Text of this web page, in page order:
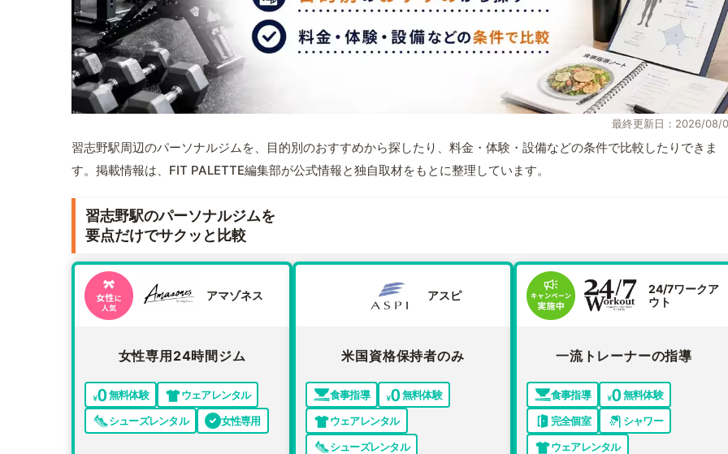
最終更新日：2026/08/
習志野駅周辺のパーソナルジムを、目的別のおすすめから探したり、料金・体験・設備などの条件で比較したりできま
す。掲載情報は、FIT PALETTE編集部が公式情報と独自取材をもとに整理しています。
習志野駅のパーソナルジムを
要点だけでサクッと比較
アマゾネス
女性専用24時間ジム
無料体験
ウェアレンタル
シューズレンタル
女性専用
アスピ
米国資格保持者のみ
食事指導
無料体験
ウェアレンタル
シューズレンタル
24/7ワークア
ウト
一流トレーナーの指導
食事指導
無料体験
完全個室
シャワー
ウェアレンタル